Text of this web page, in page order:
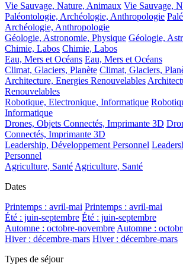
Vie Sauvage, Nature, Animaux Vie Sauvage,
Paléontologie, Archéologie, Anthropologie
Archéologie, Anthropologie
Géologie, Astronomie, Physique Géologie,
Chimie, Labos Chimie, Labos
Eau, Mers et Océans Eau, Mers et Océans
Climat, Glaciers, Planète Climat, Glaciers,
Architecture, Energies Renouvelables
Renouvelables
Robotique, Electronique, Informatique
Informatique
Drones, Objets Connectés, Imprimante 3D
Connectés, Imprimante 3D
Leadership, Développement Personnel
Personnel
Agriculture, SantéAgriculture, Santé
Dates
Printemps : avril-mai Printemps : avril-mai
Été : juin-septembre Été : juin-septembre
Automne : octobre-novembreAutomne :
Hiver : décembre-mars Hiver : décembre-mars
Types de séjour